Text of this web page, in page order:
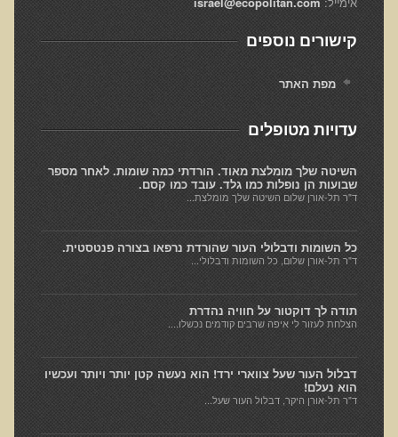
הקלה בדיכאון חמור
חקר יוחסין חוצה דורות MTTG
דיטוקסיפיקציה של הנפש EMDR
EMDR BSP MTTG
הארגון הישראלי לרפואת שיניים פונקציונאלית
תסמונת הנוירון הוקסי
מחקרים וספרות מדעית
רפואת שיניים ללא כספית ואמלגם
גולשים ממליצים
צור קשר
הסמכה
סדנאות מעמיקות להסמכה
טיהור רעלים
שאלות ותשובות מסדנת טיהור רעלים
קישורים נוספים
מפת האתר
עדויות מטופלים
השיטה שלך מומלצת מאוד. הורדתי כמה שומות. לאחר מספר
שבועות הן נופלות כמו גלד. עובד כמו קסם.
ד"ר תל-אורן שלום השיטה שלך מומלצת...
כל השומות ודבלולי העור שהורדת נרפאו בצורה פנטסטית.
ד"ר תל-אורן שלום, כל השומות ודבלולי...
תודה לך דוקטור על חוויה נהדרת
הצלחת לעזור לי איפה שרבים קודמים נכשלו....
דבלול העור שעל צווארי ירד! הוא נעשה קטן יותר ויותר ועכשיו
הוא נעלם!
ד"ר תל-אורן היקר, דבלול העור שעל...